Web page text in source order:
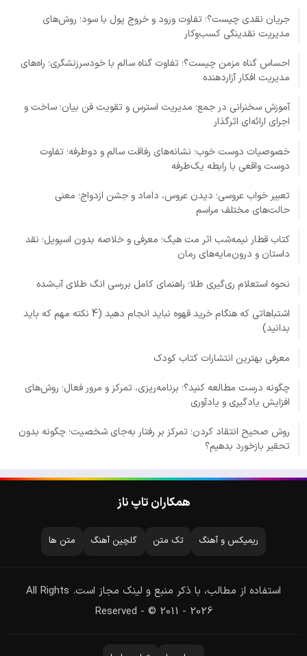
جریان نقدی چیست؟؛ تفاوت ورود و خروج پول با سود؛ روش‌های
مدیریت نقدینگی کسب‌وکار
احساس گناه مزمن چیست؟؛ تفاوت گناه سالم با خودسرزنشگری؛ راه‌های
مدیریت افکار آزاردهنده
آموزش سخنرانی در جمع؛ مدیریت استرس و تقویت فن بیان؛ ساخت و
اجرای ارائه‌ای اثرگذار
خصوصیات دوست خوب؛ نشانه‌های رفاقت سالم و دوطرفه؛ تفاوت
دوست واقعی با رابطه یک‌طرفه
تعبیر خواب عروسی؛ دیدن عروس، داماد و جشن ازدواج؛ معنی
حالت‌های مختلف مراسم
کتاب قطار نیمه‌شب اثر مت هیگ؛ معرفی و خلاصه بدون اسپویل؛ نقد
داستان و درون‌مایه‌های رمان
نحوه استعلام ری‌گیری طلا؛ راهنمای کامل بررسی انگ طلای آب‌شده
اشتباهاتی که هنگام خرید قهوه نباید انجام دهید (4 نکته مهم که باید
بدانید)
معرفی بهترین انتشارات کتاب کودک
چگونه درست مطالعه کنید؟؛ برنامه‌ریزی، تمرکز و مرور فعال؛ روش‌های
افزایش یادگیری و یادآوری
روش صحیح انتقاد کردن؛ تمرکز بر رفتار به‌جای شخصیت؛ چگونه بدون
تحقیر بازخورد بدهیم؟
همکاران تاپ ناز
ریمیکس و آهنگ تک متن گلچین آهنگ متن ها
استفاده از مطالب، با ذکر منبع و لینک مجاز است. All Rights
Reserved - © 2011 - 2026